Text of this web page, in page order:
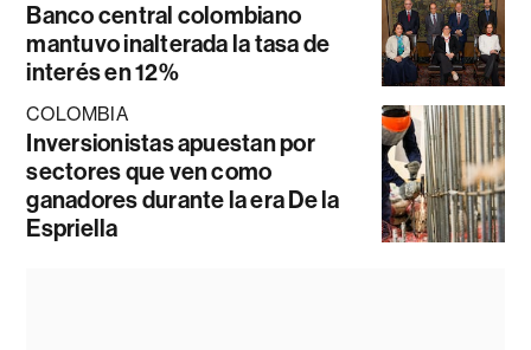
Banco central colombiano
mantuvo inalterada la tasa de
interés en 12%
COLOMBIA
Inversionistas apuestan por
sectores que ven como
ganadores durante la era De la
Espriella